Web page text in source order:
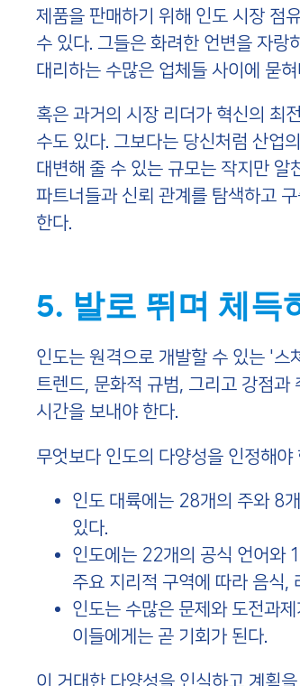
제품을 판매하기 위해 인도 시장 점
수 있다. 그들은 화려한 언변을 자랑
대리하는 수많은 업체들 사이에 묻
혹은 과거의 시장 리더가 혁신의 최
수도 있다. 그보다는 당신처럼 산업
대변해 줄 수 있는 규모는 작지만 알
파트너들과 신뢰 관계를 탐색하고
한다.
5. 발로 뛰며 체득
인도는 원격으로 개발할 수 있는 '
트렌드, 문화적 규범, 그리고 강점과
시간을 보내야 한다.
무엇보다 인도의 다양성을 인정해야
인도 대륙에는 28개의 주와 8
있다.
인도에는 22개의 공식 언어와
주요 지리적 구역에 따라 음식,
인도는 수많은 문제와 도전과
이들에게는 곧 기회가 된다.
이 거대한 다양성을 인식하고 계획